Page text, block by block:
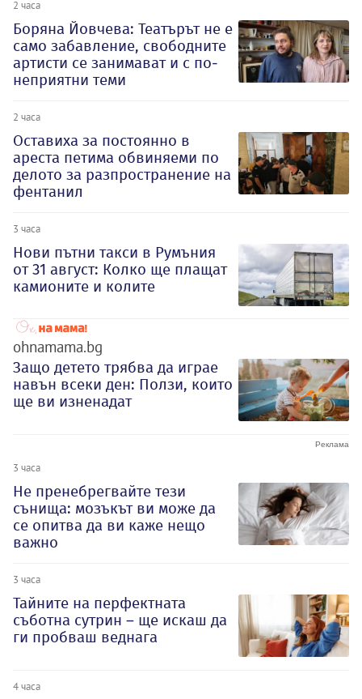
2 часа
Боряна Йовчева: Театърът не е
само забавление, свободните
артисти се занимават и с по-
неприятни теми
2 часа
Оставиха за постоянно в
ареста петима обвиняеми по
делото за разпространение на
фентанил
3 часа
Нови пътни такси в Румъния
от 31 август: Колко ще плащат
камионите и колите
ohnamama.bg
Защо детето трябва да играе
навън всеки ден: Ползи, които
ще ви изненадат
3 часа
Не пренебрегвайте тези
сънища: мозъкът ви може да
се опитва да ви каже нещо
важно
3 часа
Тайните на перфектната
съботна сутрин – ще искаш да
ги пробваш веднага
4 часа